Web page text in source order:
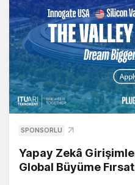
SPONSORLU
Yapay Zekâ
Global Büyüme